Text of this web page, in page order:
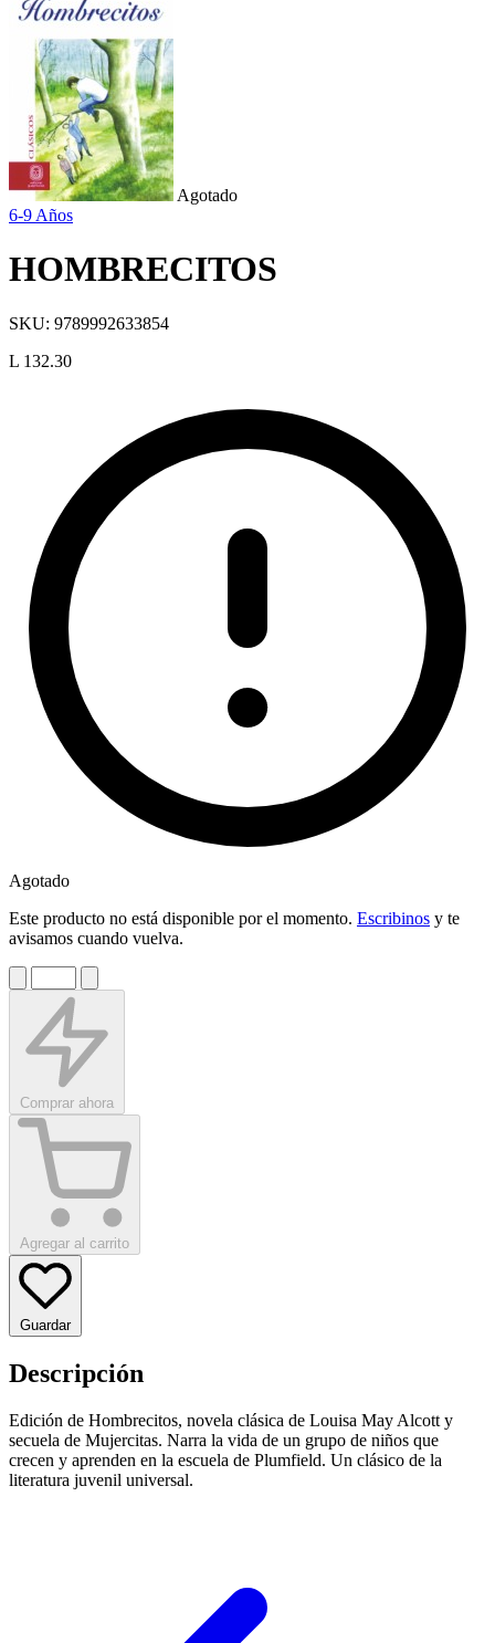
Agotado
6-9 Años
HOMBRECITOS
SKU: 9789992633854
L 132.30
Agotado
Este producto no está disponible por el momento. Escribinos y te
avisamos cuando vuelva.
Comprar ahora
Agregar al carrito
Guardar
Descripción
Edición de Hombrecitos, novela clásica de Louisa May Alcott y
secuela de Mujercitas. Narra la vida de un grupo de niños que
crecen y aprenden en la escuela de Plumfield. Un clásico de la
literatura juvenil universal.